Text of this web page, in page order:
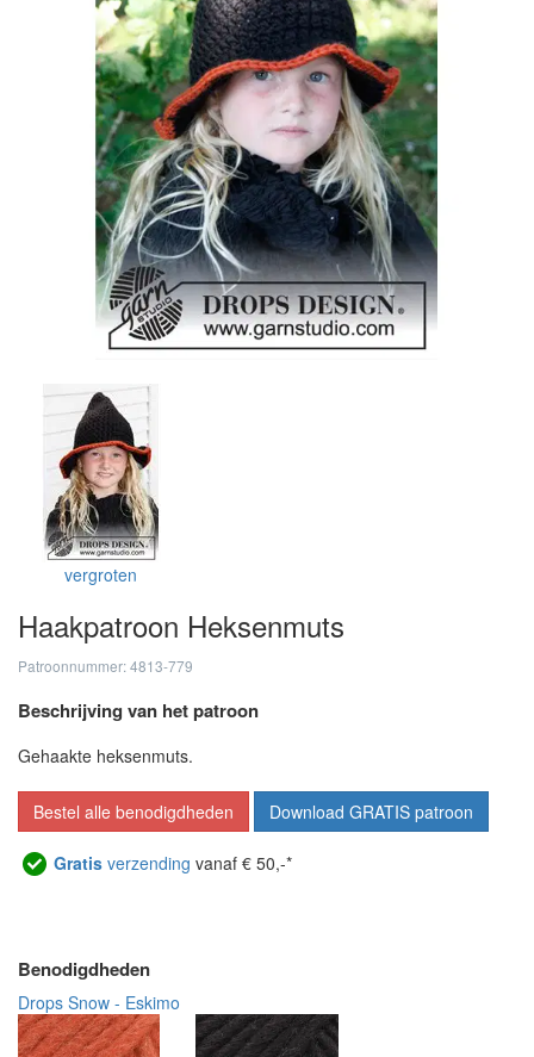
vergroten
Haakpatroon Heksenmuts
Patroonnummer: 4813-779
Beschrijving van het patroon
Gehaakte heksenmuts.
Bestel alle benodigdheden Download GRATIS patroon
Gratis verzending vanaf € 50,-*
Benodigdheden
Drops Snow - Eskimo